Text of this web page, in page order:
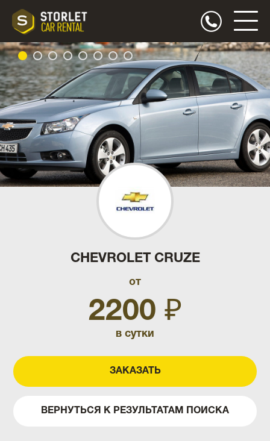
CHEVROLET CRUZE
от
2200 ₽
в сутки
ЗАКАЗАТЬ
ВЕРНУТЬСЯ К РЕЗУЛЬТАТАМ ПОИСКА